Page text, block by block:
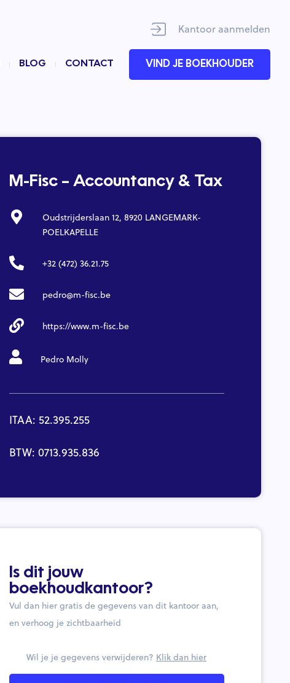
Kantoor aanmelden
BLOG CONTACT VIND JE BOEKHOUDER
M-Fisc – Accountancy & Tax
Oudstrijderslaan 12, 8920 LANGEMARK-
POELKAPELLE
+32 (472) 36.21.75
pedro@m-fisc.be
https://www.m-fisc.be
Pedro Molly
ITAA: 52.395.255
BTW: 0713.935.836
Is dit jouw
boekhoudkantoor?
Vul dan hier gratis de gegevens van dit kantoor aan,
en verhoog je zichtbaarheid
Wil je je gegevens verwijderen? Klik dan hier